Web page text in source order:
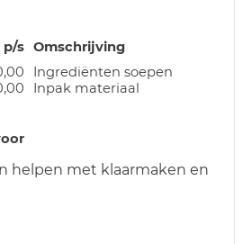
p/s Omschrijving
Ingrediënten soepen
Inpak materiaal
helpen met klaarmaken en